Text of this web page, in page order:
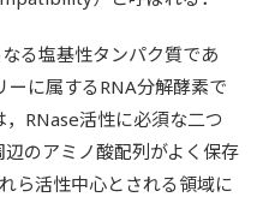
る塩基性タンパク質であ
ーに属するRNA分解酵素で
RNase活性に必須な二つ
のアミノ酸配列がよく保存
ら活性中心とされる領域に